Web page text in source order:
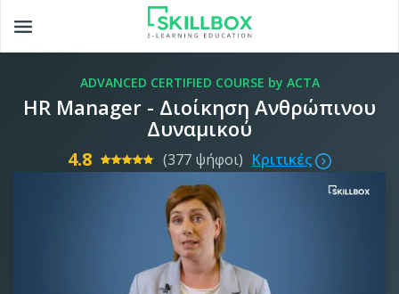
ADVANCED CERTIFIED COURSE by ACTA
HR Manager - Διοίκηση Ανθρώπινου
Δυναμικού
4.8 (377 ψήφοι) Κριτικές